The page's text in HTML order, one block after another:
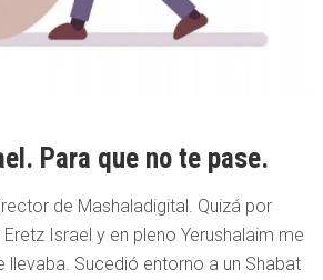
Para que no te pase.
de Mashaladigital. Quizá por
Israel y en pleno Yerushalaim me
llevaba. Sucedió entorno a un Shabat